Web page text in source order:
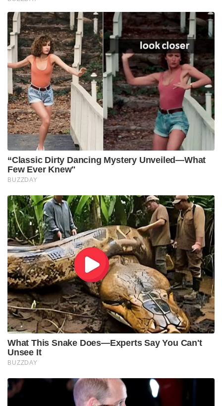
വിദ്യാർത്ഥികളും വിശ്വസിച്ചിരുന്നത് ലെക്സി പേന
കൊണ്ട് എഴുതുമ്പോൾ തങ്ങളുടെ കൈയക്ഷരം
കൂടുതൽ ഭംഗിയാകുന്നു എന്നാണ്!
വലിയ ലാഭവിഹിതം ഇല്ലാതെ, കുറഞ്ഞ വിലയ്ക്ക്
കൂടുതൽ ഉൽപ്പന്നങ്ങൾ വിറ്റഴിക്കുക എന്ന ‘ഹൈ-
വോളിയം കൺസ്യൂമർ മാനുഫാക്ചറിംഗ്’ (High-volume
consumer manufacturing) സ്ട്രാറ്റജിയാണ് ലെക്സി
പയറ്റിയത്. ഒരു പേനയിൽ നിന്ന് കിട്ടുന്ന ലാഭം വളരെ
ചെറുതാണെങ്കിലും, കോടിക്കണക്കിന് പേനകൾ
വിറ്റഴിയുമ്പോൾ അതൊരു വൻ വിജയമായി മാറി.
നഗരങ്ങളിലെ വലിയ മാളുകളെയല്ല, മറിച്ച്
ഗ്രാമങ്ങളിലെ ചെറിയ പെട്ടിക്കടകളെയും സ്കൂളിന്
മുന്നിലെ സ്റ്റേഷനറി കടകളെയും കേന്ദ്രീകരിച്ചുള്ള
ശക്തമായ വിതരണ ശൃംഖല അവർ നിർമ്മിച്ചെടുത്തു.
ഇൻസ്റ്റാഗ്രാം പരസ്യങ്ങളോ വലിയ സെലിബ്രിറ്റി
എൻഡോർസ്മെന്റുകളോ ഇല്ലാതിരുന്ന ആ കാലത്ത്,
ഒരു കൂട്ടുകാരനിൽ നിന്ന് മറ്റൊരാളിലേക്ക് പടർന്ന
‘വേർഡ് ഓഫ് മൗത്ത്’ പബ്ലിസിറ്റിയാണ് ലെക്സിയെ
ഇന്ത്യയിലെ ബോർഡ് പരീക്ഷകളുടെ ഔദ്യോഗിക
പേനയാക്കി മാറ്റിയത്.
2000 മുതൽ 2012 വരെയുള്ള കാലഘട്ടം ഈ
ഇൻഡസ്ട്രിയുടെ സുവർണ്ണകാലമായിരുന്നു. എന്നാൽ
2013-ന് ശേഷം സ്മാർട്ട്ഫോണുകളുടെയും
ഓൺലൈൻ ക്ലാസുകളുടെയും വരവോടെ
പേനകളുടെ ഉപയോഗം ആഗോളതലത്തിൽ കുറഞ്ഞു.
എന്നിരുന്നാലും സ്കൂബീ ഡേ ബാഗുകളും, നടരാജ്
പോലെ മലയാളിയുടെ നൊസ്റ്റാൾജിയയുടെ
പേജുകളിൽ ലെക്സി 5 എന്നന്നേക്കുമായി